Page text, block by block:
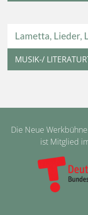
Lametta, Lieder,
MUSIK-/
Die Neue
ist Mitglied